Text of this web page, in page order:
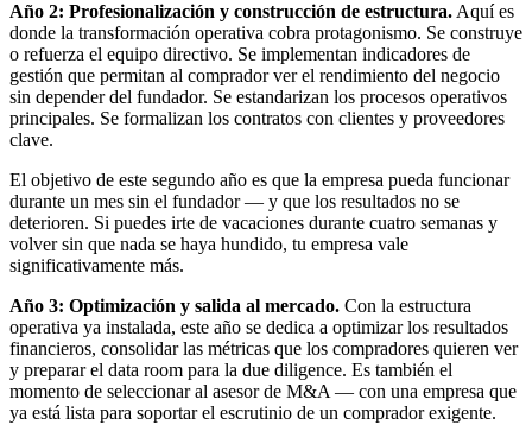
Año 2: Profesionalización y construcción de estructura.Aquí es
donde la transformación operativa cobra protagonismo. Se construye
o refuerza el equipo directivo. Se implementan indicadores de
gestión que permitan al comprador ver el rendimiento del negocio
sin depender del fundador. Se estandarizan los procesos operativos
principales. Se formalizan los contratos con clientes y proveedores
clave.
El objetivo de este segundo año es que la empresa pueda funcionar
durante un mes sin el fundador — y que los resultados no se
deterioren. Si puedes irte de vacaciones durante cuatro semanas y
volver sin que nada se haya hundido, tu empresa vale
significativamente más.
Año 3: Optimización y salida al mercado. Con la estructura
operativa ya instalada, este año se dedica a optimizar los resultados
financieros, consolidar las métricas que los compradores quieren ver
y preparar el data room para la due diligence. Es también el
momento de seleccionar al asesor de M&A — con una empresa que
ya está lista para soportar el escrutinio de un comprador exigente.